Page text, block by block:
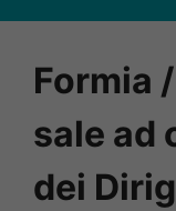
Formia
sale ad
dei